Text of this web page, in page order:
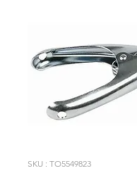
SKU : TO5549823